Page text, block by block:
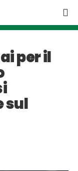
per il
sul